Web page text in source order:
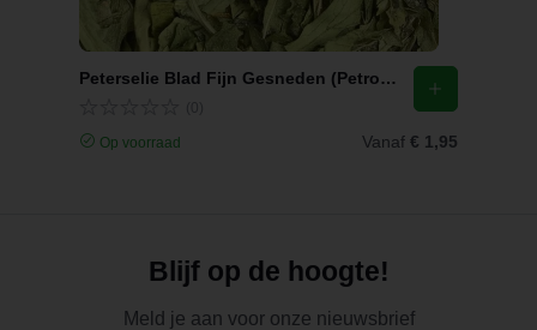
Peterselie Blad Fijn Gesneden (Petroselinum crispum)
Op voorraad Vanaf € 1,95
Blijf op de hoogte!
Meld je aan voor onze nieuwsbrief